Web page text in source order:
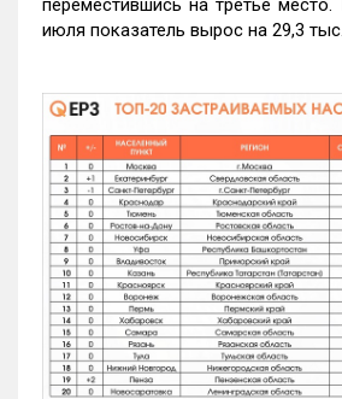
переместившись на третье
июля показатель вырос на 29,3